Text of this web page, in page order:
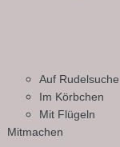
Auf Rudelsuche
Im Körbchen
Mit Flügeln
Mitmachen